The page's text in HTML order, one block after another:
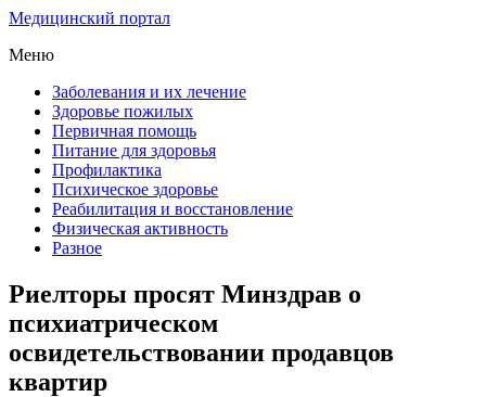
Медицинский портал
Меню
Заболевания и их лечение
Здоровье пожилых
Первичная помощь
Питание для здоровья
Профилактика
Психическое здоровье
Реабилитация и восстановление
Физическая активность
Разное
Риелторы просят Минздрав о
психиатрическом
освидетельствовании продавцов
квартир